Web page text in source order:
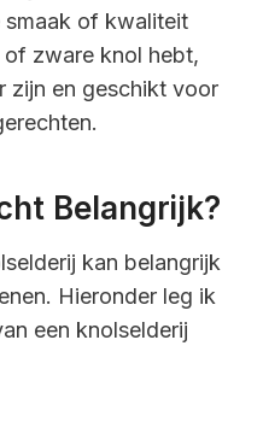
smaak of kwaliteit
of zware knol hebt,
zijn en geschikt voor
Belangrijk?
kan belangrijk
Hieronder leg ik
een knolselderij